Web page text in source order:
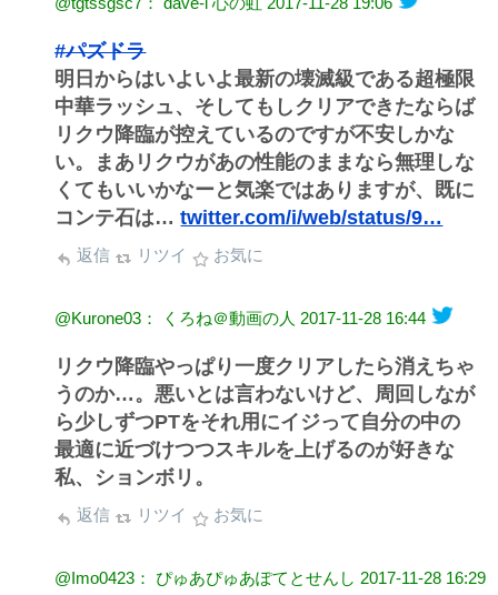
#パズドラ
明日からはいよいよ最新の壊滅級である超極限
中華ラッシュ、そしてもしクリアできたならば
リクウ降臨が控えているのですが不安しかな
い。まあリクウがあの性能のままなら無理しな
くてもいいかなーと気楽ではありますが、既に
コンテ石は…twitter.com/i/web/status/9…
返信 リツイ お気に
@Kurone03： くろね＠動画の人 2017-11-28 16:44
リクウ降臨やっぱり一度クリアしたら消えちゃ
うのか…。悪いとは言わないけど、周回しなが
ら少しずつPTをそれ用にイジって自分の中の
最適に近づけつつスキルを上げるのが好きな
私、ションボリ。
返信 リツイ お気に
@Imo0423： ぴゅあぴゅあぽてとせんし 2017-11-28 16:29